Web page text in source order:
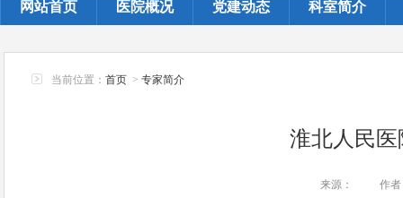
网站首页 医院概况 党建动态 科室简介
当前位置： 首页 > 专家简介
淮北人民
来源： 作者